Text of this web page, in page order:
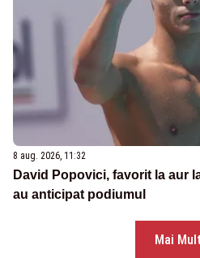
8 aug. 2026, 11:32
David Popovici, favorit la aur
au anticipat podiumul
Mai